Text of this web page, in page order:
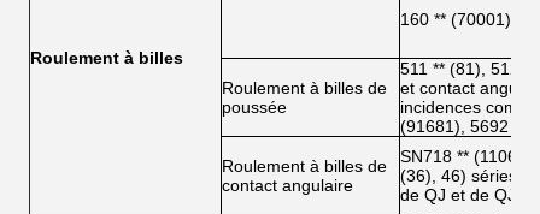
Roulement à billes
160 ** (70001)
Roulement à billes de
poussée
511 ** (81), 512
et contact
incidences
(91681), 5692 **
Roulement à billes de
contact angulaire
SN718 **
(36), 46) séries à
de QJ et de QJF